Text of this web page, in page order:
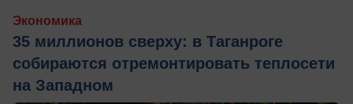
Экономика
35 миллионов сверху: в Таганроге
собираются отремонтировать теплосети
на Западном